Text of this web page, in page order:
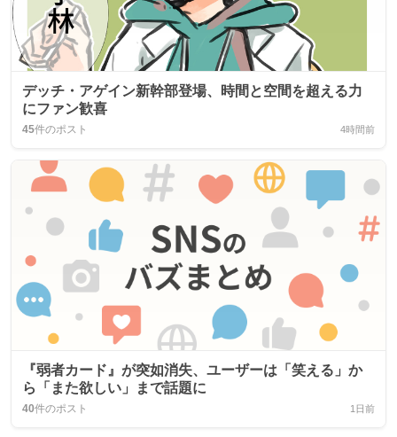
デッチ・アゲイン新幹部登場、時間と空間を超える力
にファン歓喜
45件のポスト 4時間前
『弱者カード』が突如消失、ユーザーは「笑える」か
ら「また欲しい」まで話題に
40件のポスト 1日前